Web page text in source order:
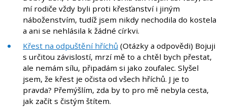
mí rodiče vždy byli proti křesťanství i jiným
náboženstvím, tudíž jsem nikdy nechodila do kostela
a ani se nehlásila k žádné církvi.
Křest na odpuštění hříchů (Otázky a odpovědi) Bojuji
s určitou závislostí, mrzí mě to a chtěl bych přestat,
ale nemám sílu, připadám si jako zoufalec. Slyšel
jsem, že křest je očista od všech hříchů. J je to
pravda? Přemýšlím, zda by to pro mě nebyla cesta,
jak začít s čistým štítem.